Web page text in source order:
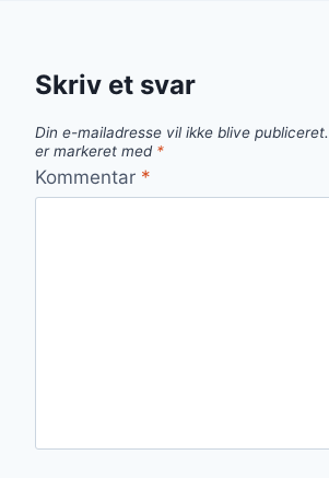
Skriv et svar
Din e-mailadresse vil ikke blive publiceret.
er markeret med *
Kommentar *